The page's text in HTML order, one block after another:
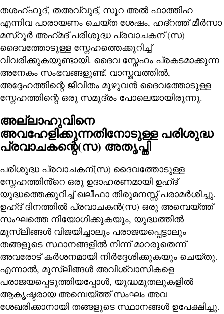
തശഹ്ഹുദ്, തഅവ്വുദ്, സൂറ അൽ ഫാത്തിഹ
എന്നിവ പാരായണം ചെയ്ത ശേഷം, ഹദ്റത്ത് മീർസാ
മസ്റൂർ അഹ്‌മദ് പരിശുദ്ധ പ്രവാചകന് (സ)
ദൈവത്തോടുള്ള സ്നേഹത്തെക്കുറിച്ച്
വിവരിക്കുകയുണ്ടായി. ദൈവ സ്നേഹം പ്രകടമാക്കുന്ന
അനേകം സംഭവങ്ങളുണ്ട്. വാസ്തവത്തിൽ,
അദ്ദേഹത്തിന്റെ ജീവിതം മുഴുവൻ ദൈവത്തോടുള്ള
സ്നേഹത്തിന്റെ ഒരു സമുദ്രം പോലെയായിരുന്നു.
അല്ലാഹുവിനെ
അവഹേളിക്കുന്നതിനോടുള്ള പരിശുദ്ധ
പ്രവാചകന്റെ(സ) അതൃപ്തി
പരിശുദ്ധ പ്രവാചകന്(സ) ദൈവത്തോടുള്ള
സ്നേഹത്തിൻ്റെ ഒരു ഉദാഹരണമായി ഉഹ്ദ്
യുദ്ധത്തെക്കുറിച്ച് ഖലീഫാ തിരുമനസ്സ് പരാമർശിച്ചു.
ഉഹ്ദ് ദിനത്തിൽ പ്രവാചകൻ(സ) ഒരു അമ്പെയ്ത്ത്
സംഘത്തെ നിയോഗിക്കുകയും, യുദ്ധത്തിൽ
മുസ്ലീങ്ങൾ വിജയിച്ചാലും പരാജയപ്പെട്ടാലും
തങ്ങളുടെ സ്ഥാനങ്ങളിൽ നിന്ന് മാറരുതെന്ന്
അവരോട് കർശനമായി നിർദ്ദേശിക്കുകയും ചെയ്തു.
എന്നാൽ, മുസ്ലീങ്ങൾ അവിശ്വാസികളെ
പരാജയപ്പെടുത്തിയപ്പോൾ, യുദ്ധമുതലുകളിൽ
ആകൃഷ്ടരായ അമ്പെയ്ത്ത് സംഘം അവ
ശേഖരിക്കാനായി തങ്ങളുടെ സ്ഥാനങ്ങൾ ഉപേക്ഷിച്ചു.